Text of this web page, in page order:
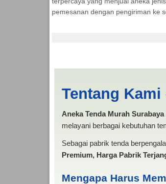
pemesanan dengan pengiriman ke
Tentang Kami
Aneka Tenda Murah Surabaya
melayani berbagai kebutuhan
Sebagai pabrik tenda
Premium, Harga Pabrik
Mengapa Harus